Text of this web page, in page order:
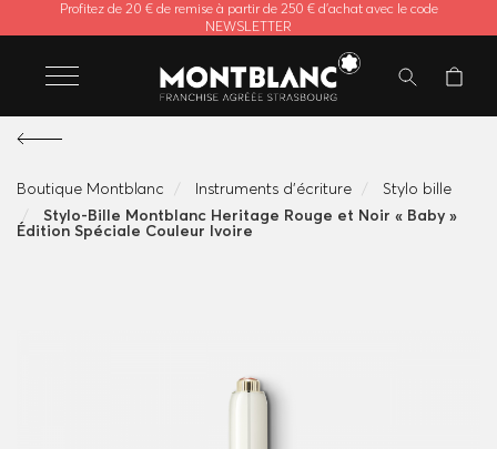
Profitez de 20 € de remise à partir de 250 € d'achat avec le code
NEWSLETTER
Boutique Montblanc Instruments d'écriture
Stylo bille
Stylo-Bille Montblanc Heritage Rouge et Noir « Baby »
Édition Spéciale Couleur Ivoire